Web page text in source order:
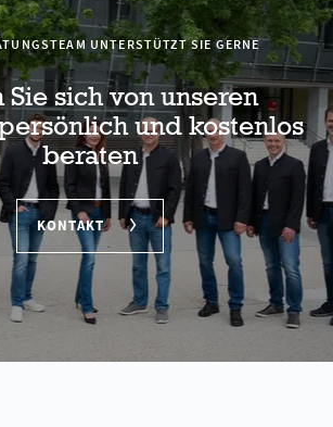
UNTERSTÜTZT SIE GERNE
Sie sich von unseren
und kostenlos
beraten
KONTAKT